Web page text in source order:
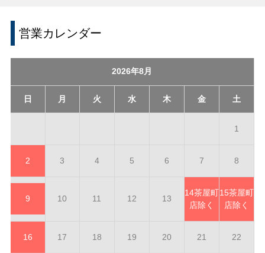
営業カレンダー
2026年8月
日 月 火 水 木 金 土
1
2 3 4 5 6 7 8
9 10 11 12 13
14茶屋町
店除く
15茶屋町
店除く
16 17 18 19 20 21 22